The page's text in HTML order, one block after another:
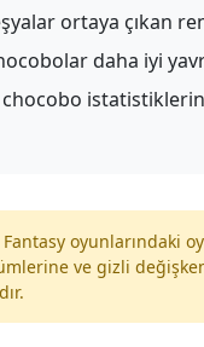
ortaya çıkan
daha iyi
istatistiklerini
Fantasy oyunlarındaki
ve gizli